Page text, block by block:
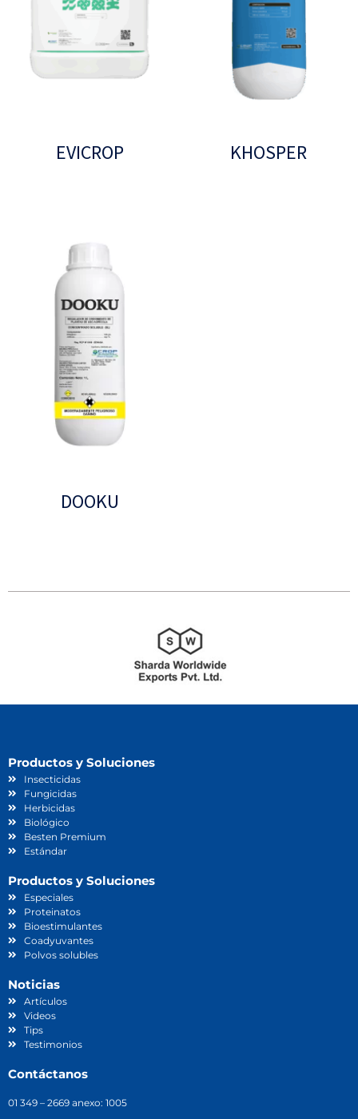
EVICROP KHOSPER
DOOKU
Productos y Soluciones
Insecticidas
Fungicidas
Herbicidas
Biológico
Besten Premium
Estándar
Productos y Soluciones
Especiales
Proteinatos
Bioestimulantes
Coadyuvantes
Polvos solubles
Noticias
Artículos
Videos
Tips
Testimonios
Contáctanos
01 349 – 2669 anexo: 1005